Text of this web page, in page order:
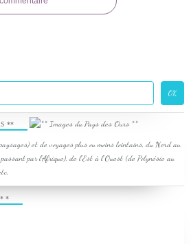
**
et de voyages plus ou moins lointains, du Nord au
par l'Afrique), de l'Est à l'Ouest (de Polynésie au
*